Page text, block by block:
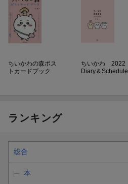
ちいかわの森ポス
トカードブック
ちいかわ 2022
Diary＆Schedule
ランキング
総合
本